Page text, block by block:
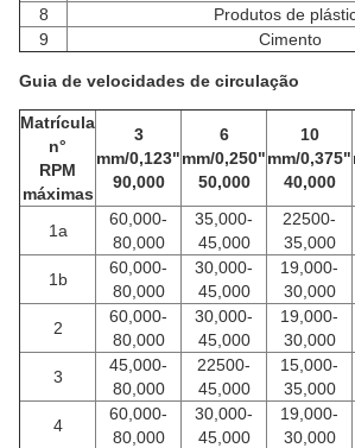
8
Produtos de
9
Cimento
Guia de velocidades de circulação
Matrícula
n°
RPM
máximas
3
mm/0,123"
90,000
6
mm/0,250"
50,000
10
mm/0,375"
40,000
1a
60,000-
80,000
35,000-
45,000
22500-
35,000
1b
60,000-
80,000
30,000-
45,000
19,000-
30,000
2
60,000-
80,000
30,000-
45,000
19,000-
30,000
3
45,000-
80,000
22500-
45,000
15,000-
35,000
4
60,000-
80,000
30,000-
45,000
19,000-
30,000